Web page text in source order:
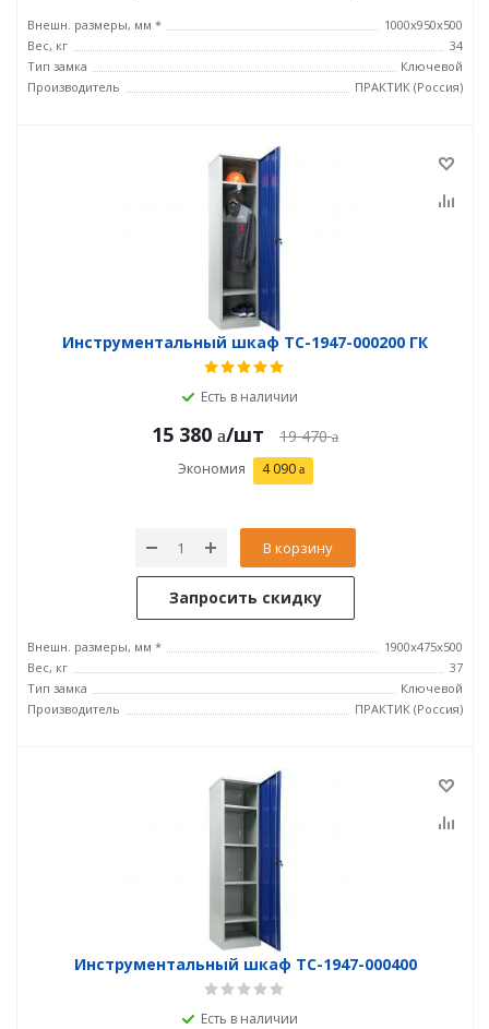
Внешн. размеры, мм *
1000x950x500
Вес, кг
34
Тип замка
Ключевой
Производитель
ПРАКТИК (Россия)
Инструментальный шкаф TC-1947-000200 ГК
Есть в наличии
15 380 /шт 19 470
Экономия 4 090
В корзину
Запросить скидку
Внешн. размеры, мм *
1900x475x500
Вес, кг
37
Тип замка
Ключевой
Производитель
ПРАКТИК (Россия)
Инструментальный шкаф TC-1947-000400
Есть в наличии